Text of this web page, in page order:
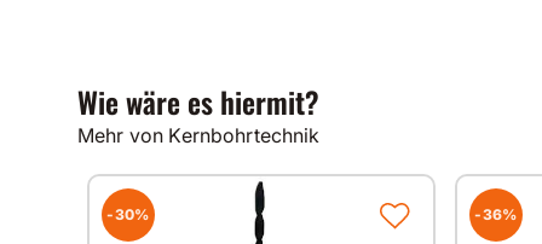
Wie wäre es hiermit?
Mehr von Kernbohrtechnik
-30% -36%